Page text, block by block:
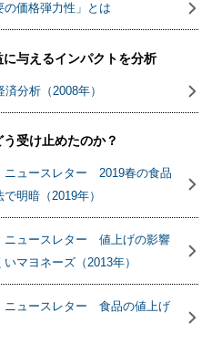
価格弾力性」とは
与えるインパクトを分析
分析（2008年）
受け止めたのか？
ニュースレター 2019春の食品
明暗（2019年）
ニュースレター 値上げの影響
マヨネーズ（2013年）
ニュースレター 食品の値上げ